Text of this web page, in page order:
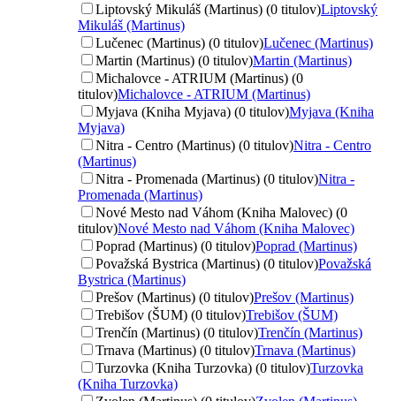
Liptovský Mikuláš (Martinus) (0 titulov)Liptovský
Mikuláš (Martinus)
Lučenec (Martinus) (0 titulov)Lučenec (Martinus)
Martin (Martinus) (0 titulov)Martin (Martinus)
Michalovce - ATRIUM (Martinus) (0
titulov)Michalovce - ATRIUM (Martinus)
Myjava (Kniha Myjava) (0 titulov)Myjava (Kniha
Myjava)
Nitra - Centro (Martinus) (0 titulov)Nitra - Centro
(Martinus)
Nitra - Promenada (Martinus) (0 titulov)Nitra -
Promenada (Martinus)
Nové Mesto nad Váhom (Kniha Malovec) (0
titulov)Nové Mesto nad Váhom (Kniha Malovec)
Poprad (Martinus) (0 titulov)Poprad (Martinus)
Považská Bystrica (Martinus) (0 titulov)Považská
Bystrica (Martinus)
Prešov (Martinus) (0 titulov)Prešov (Martinus)
Trebišov (ŠUM) (0 titulov)Trebišov (ŠUM)
Trenčín (Martinus) (0 titulov)Trenčín (Martinus)
Trnava (Martinus) (0 titulov)Trnava (Martinus)
Turzovka (Kniha Turzovka) (0 titulov)Turzovka
(Kniha Turzovka)